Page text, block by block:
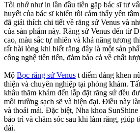
Tôi nhớ như in lần đầu tiên gặp bác sĩ tư
huyết của bác sĩ khiến tôi cảm thấy yên
đã giải thích chi tiết về răng sứ Venus và
của sản phẩm này. Răng sứ Venus đến từ
cao, màu sắc tự nhiên và khả năng tương
rất hài lòng khi biết rằng đây là một sản
công nghệ tiên tiến, đảm bảo cả về chất
Mộ Bọc răng sứ Venus t điểm đáng khen
thiện và chuyên nghiệp tại phòng khám.
khâu thăm khám đến lắp đặt răng sứ đều
môi trường sạch sẽ và hiện đại. Điều này
và thoải mái. Đặc biệt, Nha khoa
bảo trì và chăm sóc sau khi làm răng, giúp
dài.